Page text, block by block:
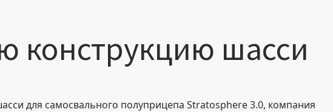
конструкцию шасси
для самосвального полуприцепа Stratosphere 3.0, компания